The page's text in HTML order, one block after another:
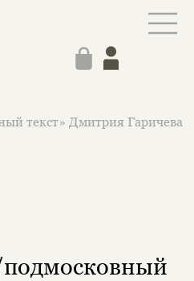
текст» Дмитрия Гаричева